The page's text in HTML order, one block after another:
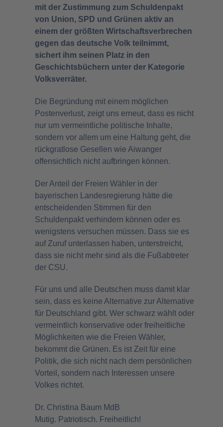
mit der Zustimmung zum Schuldenpakt
von Union, SPD und Grünen aktiv an
einem der größten Wirtschaftsverbrechen
gegen das deutsche Volk teilnimmt,
sichert ihm seinen Platz in den
Geschichtsbüchern unter der Kategorie
Volksverräter.
Die Begründung mit einem möglichen
Postenverlust, zeigt uns erneut, dass es nicht
nur um vermeintliche politische Inhalte,
sondern vor allem um eine Haltung geht, die
rückgratlose Gesellen wie Aiwanger
offensichtlich nicht aufbringen können.
Der Anteil der Freien Wähler in der
bayerischen Landesregierung hätte die
entscheidenden Stimmen für den
Schuldenpakt verhindern können oder es
wenigstens versuchen müssen. Dass sie es
auf Zuruf unterlassen haben, unterstreicht,
dass sie nicht mehr sind als die Fußabtreter
der CSU.
Für uns und alle Deutschen muss damit klar
sein, dass es keine Alternative zur Alternative
für Deutschland gibt. Wer schwarz wählt oder
vermeintlich konservative oder freiheitliche
Möglichkeiten wie die Freien Wähler,
bekommt die Grünen. Es ist Zeit für eine
Politik, die sich nicht nach dem persönlichen
Vorteil, sondern nach Interessen unsere
Volkes richtet.
Dr. Christina Baum MdB
Mutig. Patriotisch. Freiheitlich!